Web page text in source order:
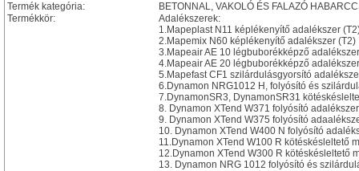
Termék kategória:
BETONNAL, VAKOLÓ ÉS FALAZÓ
Termékkör:
Adalékszerek:
1.Mapeplast N11 képlékenyítő adalékszer
2.Mapemix N60 képlékenyítő adalékszer (T2)
3.Mapeair AE 10 légbuborékképző
4.Mapeair AE 20 légbuborékképző
5.Mapefast CF1 szilárdulásgyorsító
6.Dynamon NRG1012 H, folyósító és
7.DynamonSR3, DynamonSR31
8. Dynamon XTend W371 folyósító
9. Dynamon XTend W375 folyósító
10. Dynamon XTend W400 N folyósító
11.Dynamon XTend W100 R kötéskésleltető
12.Dynamon XTend W300 R kötéskésleltető
13. Dynamon NRG 1012 folyósító és